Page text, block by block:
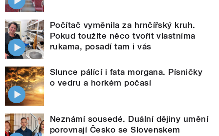
Počítač vyměnila za hrnčířský kruh.
Pokud toužíte něco tvořit vlastníma
rukama, posadí tam i vás
Slunce pálící i fata morgana. Písničky
o vedru a horkém počasí
Neznámí sousedé. Duální dějiny umění
porovnají Česko se Slovenskem